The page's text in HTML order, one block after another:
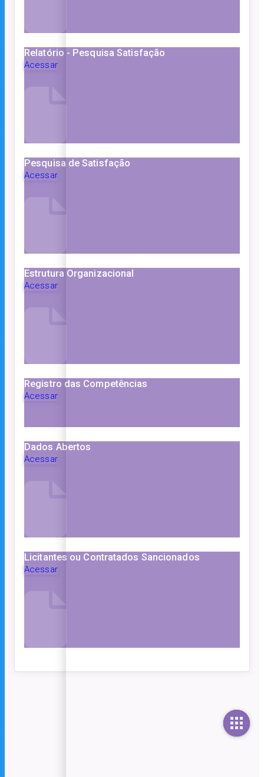
Relatório - Pesquisa Satisfação
Acessar
Pesquisa de Satisfação
Acessar
Estrutura Organizacional
Acessar
Registro das Competências
Acessar
Dados Abertos
Acessar
Licitantes ou Contratados Sancionados
Acessar